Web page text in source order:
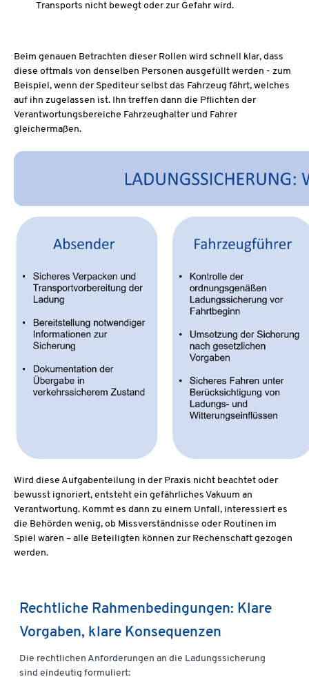
Transports nicht bewegt oder zur Gefahr wird.
Beim genauen Betrachten dieser Rollen wird schnell klar, dass
diese oftmals von denselben Personen ausgefüllt werden - zum
Beispiel, wenn der Spediteur selbst das Fahrzeug fährt, welches
auf ihn zugelassen ist. Ihn treffen dann die Pflichten der
Verantwortungsbereiche Fahrzeughalter und Fahrer
gleichermaßen.
Wird diese Aufgabenteilung in der Praxis nicht beachtet oder
bewusst ignoriert, entsteht ein gefährliches Vakuum an
Verantwortung. Kommt es dann zu einem Unfall, interessiert es
die Behörden wenig, ob Missverständnisse oder Routinen im
Spiel waren – alle Beteiligten können zur Rechenschaft gezogen
werden.
Rechtliche Rahmenbedingungen: Klare
Vorgaben, klare Konsequenzen
Die rechtlichen Anforderungen an die Ladungssicherung
sind eindeutig formuliert: